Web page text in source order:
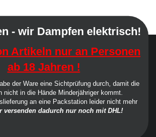
- wir Dampfen elektrisch!
Artikeln nur an Personen
ab 18 Jahren !
der Ware eine Sichtprüfung durch, damit die
nicht in die Hände Minderjähriger kommt.
an eine Packstation leider nicht mehr
versenden dadurch nur noch mit DHL!